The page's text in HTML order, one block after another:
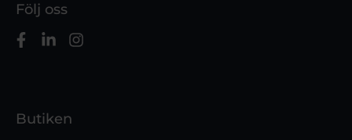
Följ oss
Butiken